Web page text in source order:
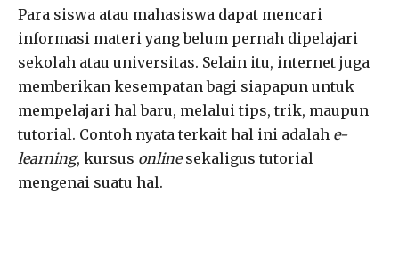
Para siswa atau mahasiswa dapat mencari
informasi materi yang belum pernah dipelajari
sekolah atau universitas. Selain itu, internet juga
memberikan kesempatan bagi siapapun untuk
mempelajari hal baru, melalui tips, trik, maupun
tutorial. Contoh nyata terkait hal ini adalah e-
learning, kursus onlinesekaligus tutorial
mengenai suatu hal.